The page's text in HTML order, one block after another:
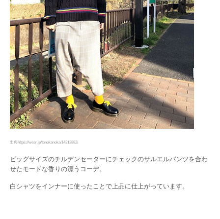
出典https://wear.jp/tonokanoka/14313882/
ビッグサイズのチルデンセーターにチェックのサルエルパンツを合わ
せたモードな香りの漂うコーデ。
白シャツをインナーに使ったことで上品に仕上がっています。